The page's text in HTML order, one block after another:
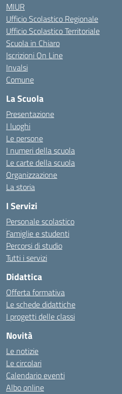
MIUR
Ufficio Scolastico Regionale
Ufficio Scolastico Territoriale
Scuola in Chiaro
Iscrizioni On Line
Invalsi
Comune
La Scuola
Presentazione
I luoghi
Le persone
I numeri della scuola
Le carte della scuola
Organizzazione
La storia
I Servizi
Personale scolastico
Famiglie e studenti
Percorsi di studio
Tutti i servizi
Didattica
Offerta formativa
Le schede didattiche
I progetti delle classi
Novità
Le notizie
Le circolari
Calendario eventi
Albo online